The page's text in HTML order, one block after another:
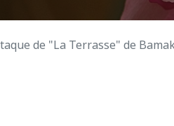
de "La Terrasse" de